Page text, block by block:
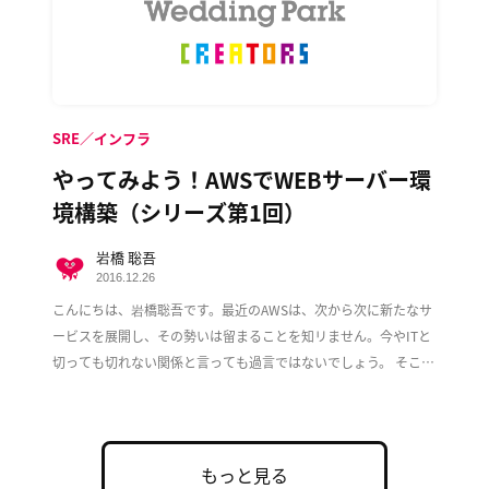
やってみよう！AWSでWEBサーバー環
境構築（シリーズ第1回）
こんにちは、岩橋聡吾です。最近のAWSは、次から次に新たなサ
ービスを展開し、その勢いは留まることを知リません。今やITと
切っても切れない関係と言っても過言ではないでしょう。 そこで
SRE／インフラ
岩橋 聡吾
2016.12.26
もっと見る